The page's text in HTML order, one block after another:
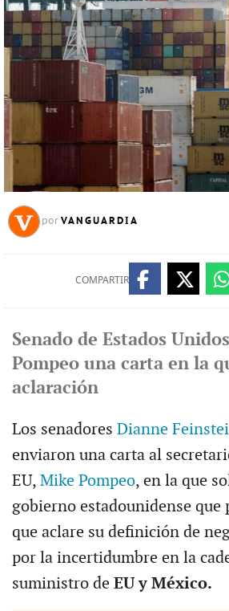
por VANGUARDIA
COMPARTIR
Senado de Estados
Pompeo una carta en la
aclaración
Los senadores Dianne
enviaron una carta al
EU, Mike Pompeo, en la que
gobierno estadounidense que
que aclare su definición de
por la incertidumbre en la
suministro de EU y México.